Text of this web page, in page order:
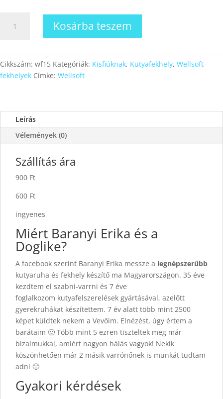
fekhely
Kosárba teszem
Cikkszám: wf15 Kategóriák: Kisfiúknak, Kutyafekhely, Wellsoft
fekhelyek Címke: Wellsoft
Leírás
Vélemények (0)
Szállítás ára
900 Ft
600 Ft
ingyenes
Miért Baranyi Erika és a
Doglike?
A facebook szerint Baranyi Erika messze a legnépszerűbb
kutyaruha és fekhely készítő ma Magyarországon. 35 éve
kezdtem el szabni-varrni és 7 éve
foglalkozom kutyafelszerelések gyártásával, azelőtt
gyerekruhákat készítettem. 7 év alatt több mint 2500
képet küldtek nekem a Vevőim. Elnézést, úgy értem a
barátaim 🙂 Több mint 5 ezren tiszteltek meg már
bizalmukkal, amiért nagyon hálás vagyok! Nekik
köszönhetően már 2 másik varrónőnek is munkát tudtam
adni 🙂
Gyakori kérdések